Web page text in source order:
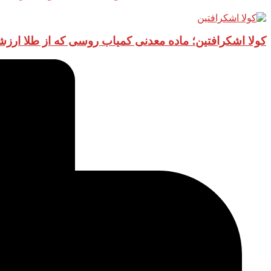
کولا اشکرافتین؛ ماده معدنی کمیاب روسی که از طلا